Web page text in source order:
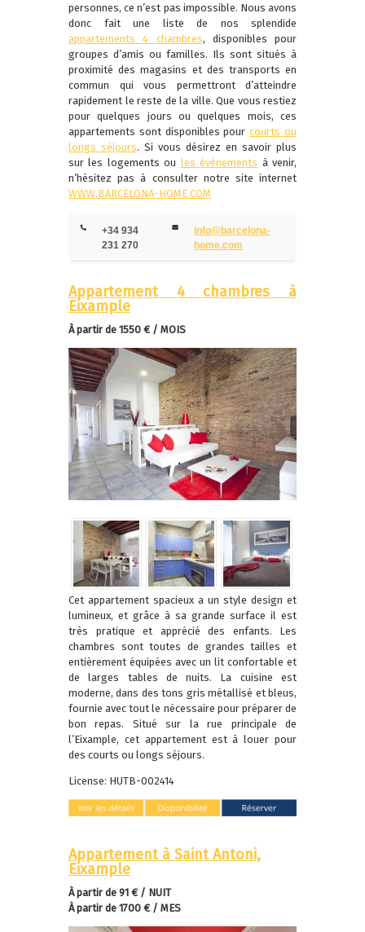
personnes, ce n’est pas impossible. Nous avons
donc fait une liste de nos splendide
appartements 4 chambres, disponibles pour
groupes d’amis ou familles. Ils sont situés à
proximité des magasins et des transports en
commun qui vous permettront d’atteindre
rapidement le reste de la ville. Que vous restiez
pour quelques jours ou quelques mois, ces
appartements sont disponibles pourcourts ou
longs séjours. Si vous désirez en savoir plus
sur les logements ou les évènements à venir,
n’hésitez pas à consulter notre site internet
WWW.BARCELONA-HOME.COM
+34 934
231 270
info@barcelona-
home.com
Appartement 4 chambres à
Eixample
À partir de 1550 € / MOIS
Cet appartement spacieux a un style design et
lumineux, et grâce à sa grande surface il est
très pratique et apprécié des enfants. Les
chambres sont toutes de grandes tailles et
entièrement équipées avec un lit confortable et
de larges tables de nuits. La cuisine est
moderne, dans des tons gris métallisé et bleus,
fournie avec tout le nécessaire pour préparer de
bon repas. Situé sur la rue principale de
l’Eixample, cet appartement est à louer pour
des courts ou longs séjours.
License: HUTB-002414
Appartement à Saint Antoni,
Eixample
À partir de 91 € / NUIT
À partir de 1700 € / MES